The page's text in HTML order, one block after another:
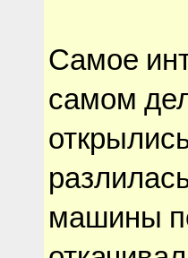
Самое
самом
машины